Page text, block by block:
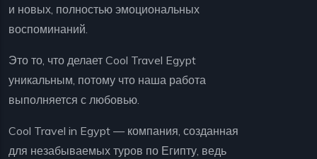
и новых, полностью эмоциональных
воспоминаний.
Это то, что делает Cool Travel Egypt
уникальным, потому что наша работа
выполняется с любовью.
Cool Travel in Egypt — компания, созданная
для незабываемых туров по Египту, ведь